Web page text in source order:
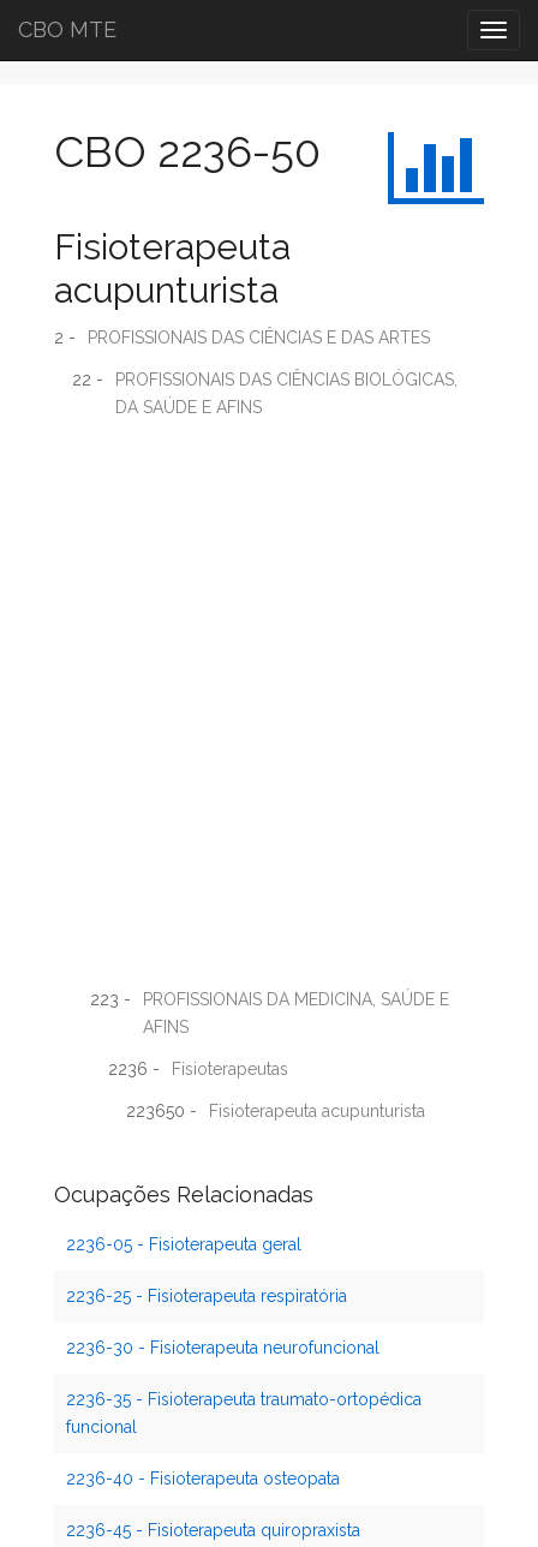
CBO MTE
CBO 2236-50
Fisioterapeuta
acupunturista
2 - PROFISSIONAIS DAS CIÊNCIAS E DAS ARTES
22 -
PROFISSIONAIS DAS CIÊNCIAS BIOLÓGICAS,
DA SAÚDE E AFINS
223 -
PROFISSIONAIS DA MEDICINA, SAÚDE E
AFINS
2236 - Fisioterapeutas
223650 - Fisioterapeuta acupunturista
Ocupações Relacionadas
2236-05 - Fisioterapeuta geral
2236-25 - Fisioterapeuta respiratória
2236-30 - Fisioterapeuta neurofuncional
2236-35 - Fisioterapeuta traumato-ortopédica
funcional
2236-40 - Fisioterapeuta osteopata
2236-45 - Fisioterapeuta quiropraxista